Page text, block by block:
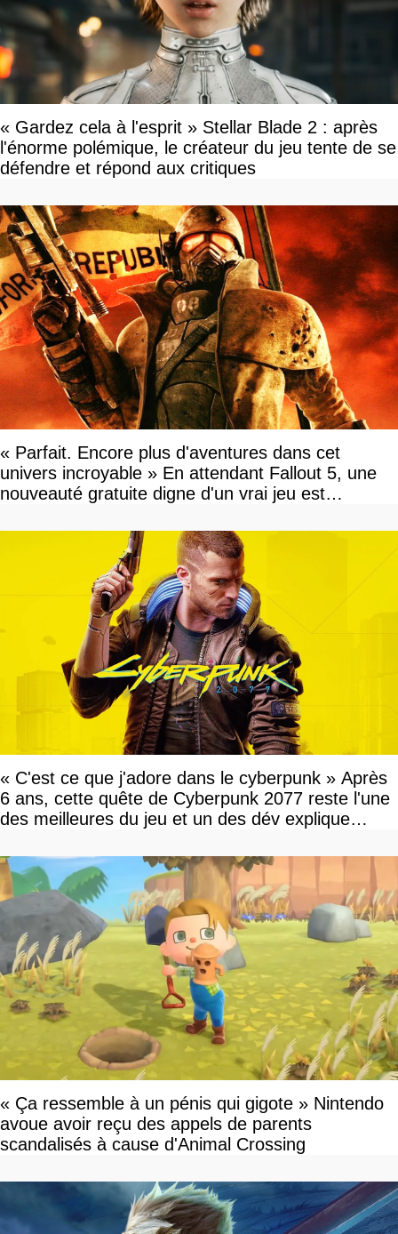
« Gardez cela à l'esprit » Stellar Blade 2 : après
l'énorme polémique, le créateur du jeu tente de se
défendre et répond aux critiques
« Parfait. Encore plus d'aventures dans cet
univers incroyable » En attendant Fallout 5, une
nouveauté gratuite digne d'un vrai jeu est
« C'est ce que j'adore dans le cyberpunk » Après
6 ans, cette quête de Cyberpunk 2077 reste l'une
des meilleures du jeu et un des dév explique
« Ça ressemble à un pénis qui gigote » Nintendo
avoue avoir reçu des appels de parents
scandalisés à cause d'Animal Crossing